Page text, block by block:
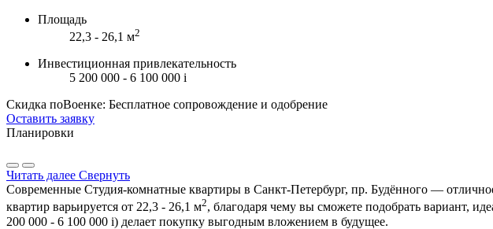
Площадь
22,3 - 26,1 м2
Инвестиционная привлекательность
5 200 000 - 6 100 000 i
Скидка поВоенке: Бесплатное сопровождение и одобрение
Оставить заявку
Планировки
Читать далее Свернуть
Современные Студия-комнатные квартиры в Санкт-Петербург, пр. Будённого —
квартир варьируется от 22,3 - 26,1 м2, благодаря чему вы сможете подобрать вариант,
200 000 - 6 100 000 i) делает покупку выгодным вложением в будущее.